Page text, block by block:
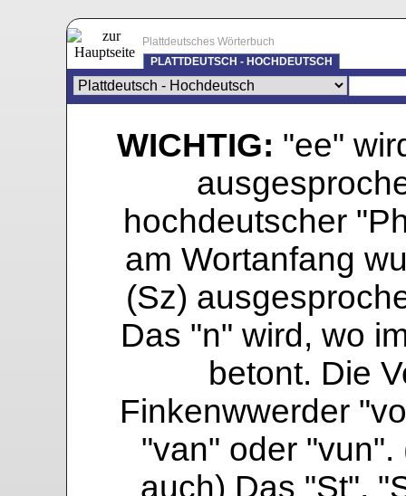
Plattdeutsches Wörterbuch
PLATTDEUTSCH - HOCHDEUTSCH
WICHTIG: "ee"
hochdeutscher
am Wortanfang
(Sz)
Das "n" wird, wo
betont. Die
Finkenwwerder
"van" oder "vun".
auch) Das "St",